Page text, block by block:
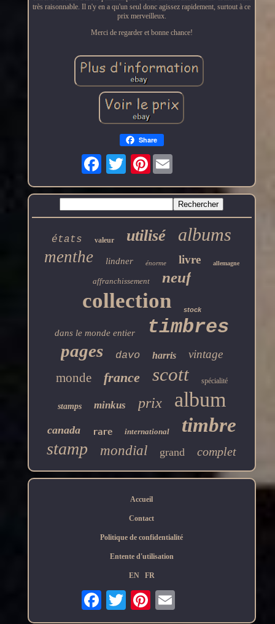
très raisonnable. Il n'y en a qu'un seul donc agissez rapidement, surtout à ce
prix merveilleux.
Merci de regarder et bonne chance!
Share
Pinterest
états valeur utilisé albums
menthe lindner énorme livre allemagne
affranchissement neuf
collection stock
dans le monde entier timbres
pages davo harris vintage
monde france scott spécialité
stamps minkus prix album
canada rare international timbre
stamp mondial grand complet
Accueil
Contact
Politique de confidentialité
Entente d'utilisation
EN FR